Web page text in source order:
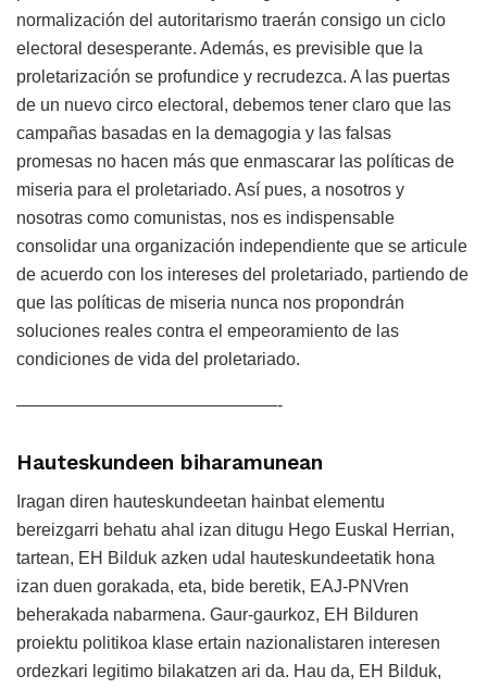
normalización del autoritarismo traerán consigo un ciclo
electoral desesperante. Además, es previsible que la
proletarización se profundice y recrudezca. A las puertas
de un nuevo circo electoral, debemos tener claro que las
campañas basadas en la demagogia y las falsas
promesas no hacen más que enmascarar las políticas de
miseria para el proletariado. Así pues, a nosotros y
nosotras como comunistas, nos es indispensable
consolidar una organización independiente que se articule
de acuerdo con los intereses del proletariado, partiendo de
que las políticas de miseria nunca nos propondrán
soluciones reales contra el empeoramiento de las
condiciones de vida del proletariado.
———————————————-
Hauteskundeen biharamunean
Iragan diren hauteskundeetan hainbat elementu
bereizgarri behatu ahal izan ditugu Hego Euskal Herrian,
tartean, EH Bilduk azken udal hauteskundeetatik hona
izan duen gorakada, eta, bide beretik, EAJ-PNVren
beherakada nabarmena. Gaur-gaurkoz, EH Bilduren
proiektu politikoa klase ertain nazionalistaren interesen
ordezkari legitimo bilakatzen ari da. Hau da, EH Bilduk,